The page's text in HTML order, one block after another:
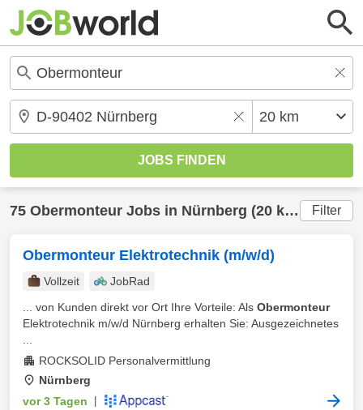
75 Obermonteur Jobs in Nürnberg (20 km) gefunden Filter
Obermonteur Elektrotechnik (m/w/d)
Vollzeit
JobRad
... von Kunden direkt vor Ort Ihre Vorteile: Als Obermonteur
Elektrotechnik m/w/d Nürnberg erhalten Sie: Ausgezeichnetes
ROCKSOLID Personalvermittlung
Nürnberg
vor 3 Tagen